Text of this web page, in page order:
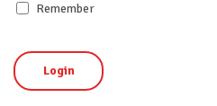
Remember
Login